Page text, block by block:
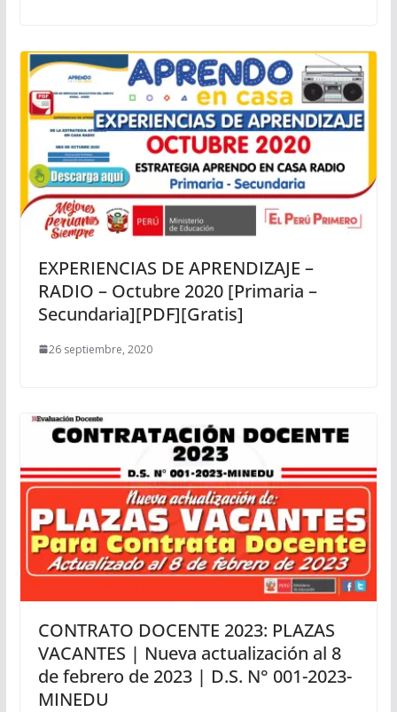
EXPERIENCIAS DE APRENDIZAJE –
RADIO – Octubre 2020 [Primaria –
Secundaria][PDF][Gratis]
26 septiembre, 2020
CONTRATO DOCENTE 2023: PLAZAS
VACANTES | Nueva actualización al 8
de febrero de 2023 | D.S. N° 001-2023-
MINEDU